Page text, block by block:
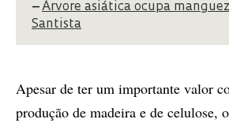
–Árvore asiática ocupa
Santista
Apesar de ter um importante valor
produção de madeira e de celulose,